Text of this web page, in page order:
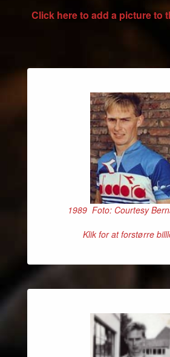
Click here to add a picture to
1989 Foto: Courtesy
Klik for at forstørre